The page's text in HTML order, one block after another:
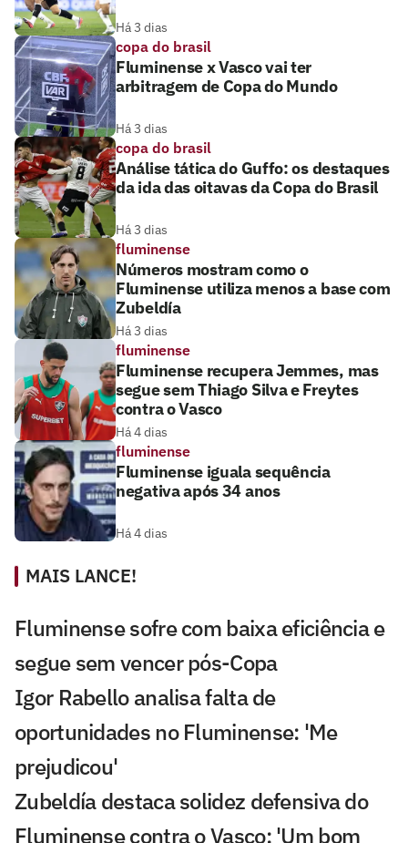
Há 3 dias
copa do brasil
Fluminense x Vasco vai ter
arbitragem de Copa do Mundo
Há 3 dias
copa do brasil
Análise tática do Guffo: os destaques
da ida das oitavas da Copa do Brasil
Há 3 dias
fluminense
Números mostram como o
Fluminense utiliza menos a base com
Zubeldía
Há 3 dias
fluminense
Fluminense recupera Jemmes, mas
segue sem Thiago Silva e Freytes
contra o Vasco
Há 4 dias
fluminense
Fluminense iguala sequência
negativa após 34 anos
Há 4 dias
MAIS LANCE!
Fluminense sofre com baixa eficiência e
segue sem vencer pós-Copa
Igor Rabello analisa falta de
oportunidades no Fluminense: 'Me
prejudicou'
Zubeldía destaca solidez defensiva do
Fluminense contra o Vasco: 'Um bom